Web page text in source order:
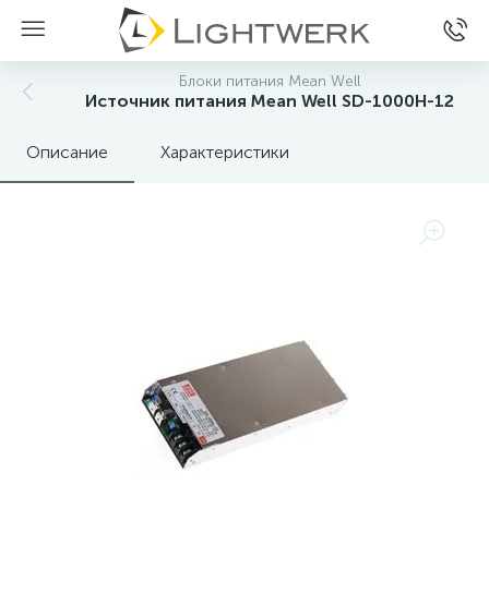
Блоки питания Mean Well
Источник питания Mean Well SD-1000H-12
Описание Характеристики